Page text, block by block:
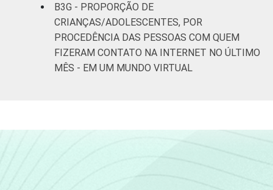
B3G - PROPORÇÃO DE
CRIANÇAS/ADOLESCENTES, POR
PROCEDÊNCIA DAS PESSOAS COM QUEM
FIZERAM CONTATO NA INTERNET NO ÚLTIMO
MÊS - EM UM MUNDO VIRTUAL